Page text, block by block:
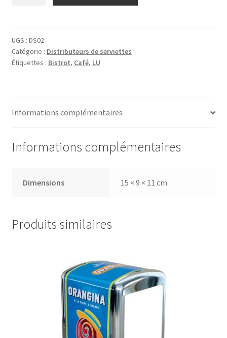
serviettes
Petit-
Beurre
UGS : DS02
Catégorie : Distributeurs de serviettes
Étiquettes : Bistrot, Café, LU
Informations complémentaires
Informations complémentaires
Dimensions 15 × 9 × 11 cm
Produits similaires